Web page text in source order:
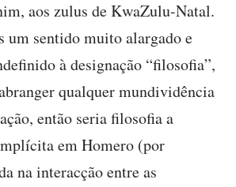
aos zulus de KwaZulu-Natal.
um sentido muito alargado e
à designação “filosofia”,
qualquer mundividência
então seria filosofia a
em Homero (por
na interacção entre as